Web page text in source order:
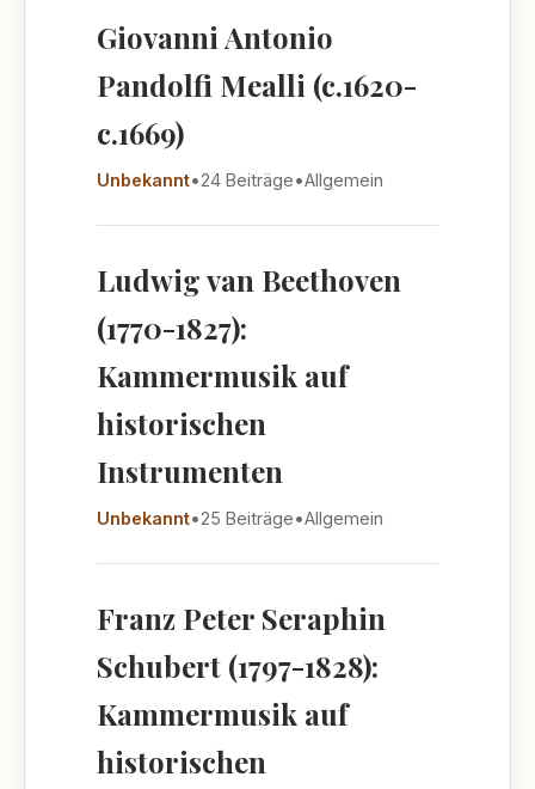
Giovanni Antonio
Pandolfi Mealli (c.1620-
c.1669)
Unbekannt•24 Beiträge•Allgemein
Ludwig van Beethoven
(1770-1827):
Kammermusik auf
historischen
Instrumenten
Unbekannt•25 Beiträge•Allgemein
Franz Peter Seraphin
Schubert (1797-1828):
Kammermusik auf
historischen